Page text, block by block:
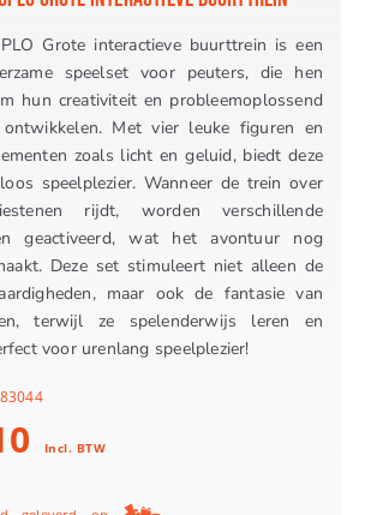
Grote interactieve buurttrein is een
speelset voor peuters, die hen
hun creativiteit en probleemoplossend
Met vier leuke figuren en
zoals licht en geluid, biedt deze
speelplezier. Wanneer de trein over
rijdt, worden verschillende
geactiveerd, wat het avontuur nog
Deze set stimuleert niet alleen de
maar ook de fantasie van
terwijl ze spelenderwijs leren en
voor urenlang speelplezier!
Incl. BTW